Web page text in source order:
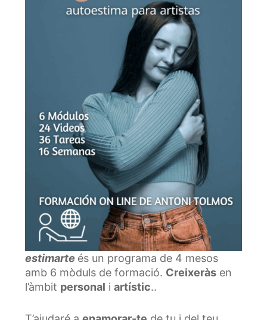
estimarte és un programa de 4 mesos
amb 6 mòduls de formació. Creixeràsen
l’àmbit personal i artístic..